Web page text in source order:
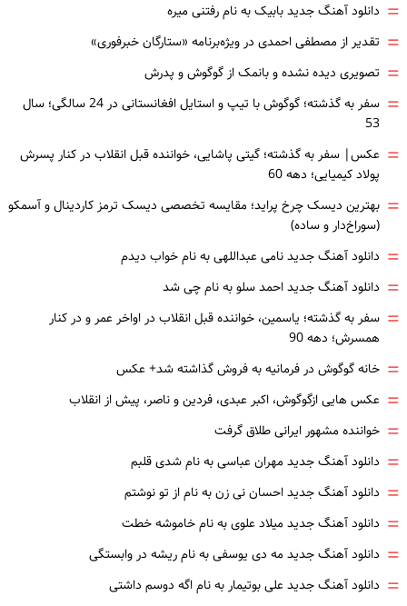
= دانلود آهنگ جدید بابیک به نام رفتنی میره
= تقدیر از مصطفی احمدی در ویژه‌برنامه «ستارگان خبرفوری»
= تصویری دیده نشده و بانمک از گوگوش و پدرش
=
سفر به گذشته؛ گوگوش با تیپ و استایل افغانستانی در 24 سالگی؛ سال
53
= عکس| سفر به گذشته؛ گیتی پاشایی، خواننده قبل انقلاب در کنار پسرش
پولاد کیمیایی؛ دهه 60
= بهترین دیسک چرخ پراید؛ مقایسه تخصصی دیسک ترمز کاردینال و آسمکو
(سوراخ‌دار و ساده)
= دانلود آهنگ جدید نامی عبداللهی به نام خواب دیدم
= دانلود آهنگ جدید احمد سلو به نام چی شد
= سفر به گذشته؛ یاسمین، خواننده قبل انقلاب در اواخر عمر و در کنار
همسرش؛ دهه 90
= خانه گوگوش در فرمانیه به فروش گذاشته شد+ عکس
= عکس هایی ازگوگوش، اکبر عبدی، فردین و ناصر، پیش از انقلاب
= خواننده مشهور ایرانی طلاق گرفت
= دانلود آهنگ جدید مهران عباسی به نام شدی قلبم
= دانلود آهنگ جدید احسان نی زن به نام از تو نوشتم
= دانلود آهنگ جدید میلاد علوی به نام خاموشه خطت
= دانلود آهنگ جدید مه دی یوسفی به نام ریشه در وابستگی
= دانلود آهنگ جدید علی بوتیمار به نام اگه دوسم داشتی